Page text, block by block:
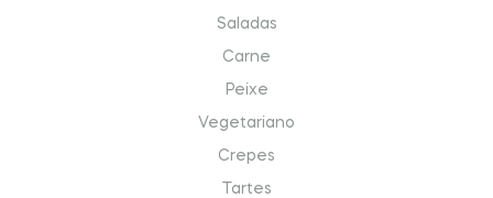
Saladas
Carne
Peixe
Vegetariano
Crepes
Tartes